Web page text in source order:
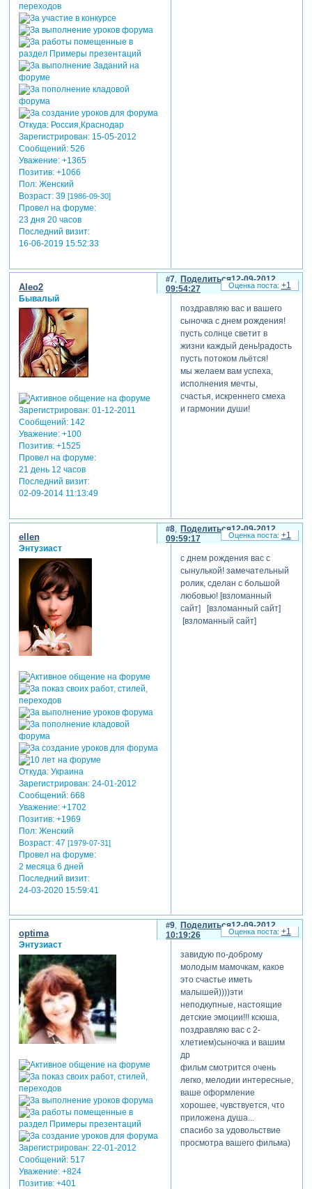
Откуда:Россия,Краснодар
Зарегистрирован: 15-05-2012
Сообщений:526
Уважение: +1365
Позитив: +1066
Пол:Женский
Возраст:39 [1986-09-30]
Провел на форуме:
23 дня 20 часов
Последний визит:
16-06-2019 15:52:33
Поделиться
7
12-09-2012
09:54:27
Aleo2
Бывалый
Зарегистрирован: 01-12-2011
Сообщений:142
Уважение: +100
Позитив: +1525
Провел на форуме:
21 день 12 часов
Последний визит:
02-09-2014 11:13:49
поздравляю вас и вашего
сыночка с днем рождения!
пусть солнце светит в
жизни каждый день!радость
пусть потоком льётся!
мы желаем вам успеха,
исполнения мечты,
счастья, искреннего смеха
и гармонии души!
+1
Поделиться
8
12-09-2012
09:59:17
ellen
Энтузиаст
Откуда:Украина
Зарегистрирован: 24-01-2012
Сообщений:668
Уважение: +1702
Позитив: +1969
Пол:Женский
Возраст:47 [1979-07-31]
Провел на форуме:
2 месяца 6 дней
Последний визит:
24-03-2020 15:59:41
с днем рождения вас с
сынулькой! замечательный
ролик, сделан с большой
любовью! [взломанный
сайт] [взломанный сайт]
[взломанный сайт]
+1
Поделиться
9
12-09-2012
10:19:26
optima
Энтузиаст
Зарегистрирован: 22-01-2012
Сообщений:517
Уважение: +824
Позитив: +401
завидую по-доброму
молодым мамочкам, какое
это счастье иметь
малышей))))эти
неподкупные, настоящие
детские эмоции!!! ксюша,
поздравляю вас с 2-
хлетием)сыночка и вашим
др
фильм смотрится очень
легко, мелодии интересные,
ваше оформление
хорошее, чувствуется, что
приложена душа...
спасибо за удовольствие
просмотра вашего фильма)
+1